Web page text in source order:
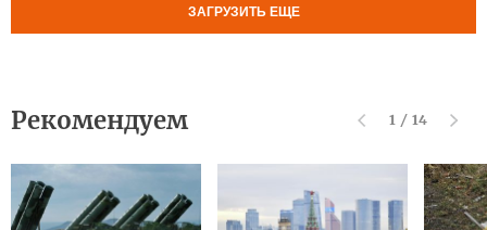
ЗАГРУЗИТЬ ЕЩЕ
Рекомендуем 1 / 14